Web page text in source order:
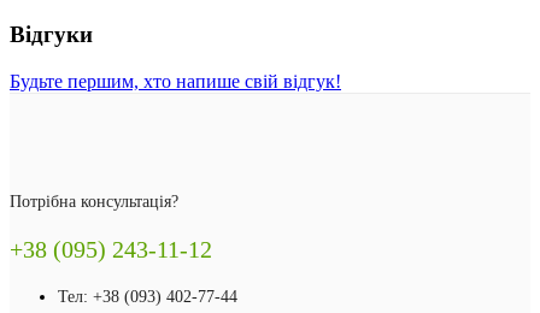
Відгуки
Будьте першим, хто напише свій відгук!
Потрібна консультація?
+38 (095) 243-11-12
Тел: +38 (093) 402-77-44